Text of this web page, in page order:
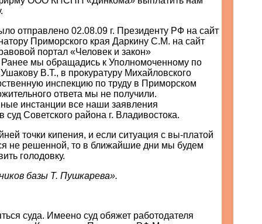
отправлено 02.08.09 г. Президенту РФ на сайт
Приморского края Даркину С.М. на сайт
портал «Человек и закон»
мы обращадись к Уполномоченному по
В.Т., в прокуратуру Михайловского
инспекцию по труду в Приморском
ответа мы не получили.
инстанции все наши заявления
суд Советского района г. Владивостока.
точки кипения, и если ситуация с вы-платой
не решенной, то в ближайшие дни мы будем
голодовку.
базы Т. Пушкарева».
суда. Имеено суд обяжет работодателя